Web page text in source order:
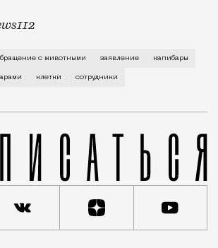
нового контактного кафе с
с животными заявление капибары
клетки сотрудники